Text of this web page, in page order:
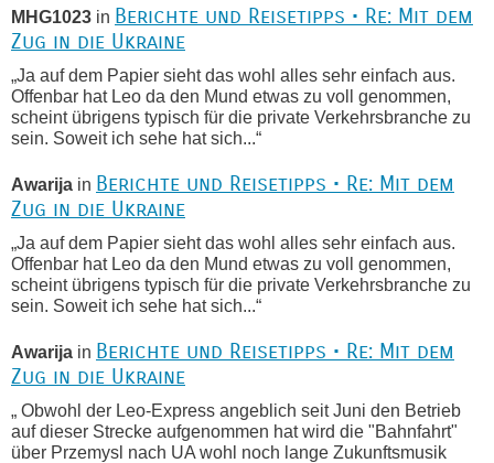
MHG1023 in Berichte und Reisetipps • Re: Mit dem
Zug in die Ukraine
„Ja auf dem Papier sieht das wohl alles sehr einfach aus.
Offenbar hat Leo da den Mund etwas zu voll genommen,
scheint übrigens typisch für die private Verkehrsbranche zu
sein. Soweit ich sehe hat sich...“
Awarija in Berichte und Reisetipps • Re: Mit dem
Zug in die Ukraine
„Ja auf dem Papier sieht das wohl alles sehr einfach aus.
Offenbar hat Leo da den Mund etwas zu voll genommen,
scheint übrigens typisch für die private Verkehrsbranche zu
sein. Soweit ich sehe hat sich...“
Awarija in Berichte und Reisetipps • Re: Mit dem
Zug in die Ukraine
„ Obwohl der Leo-Express angeblich seit Juni den Betrieb
auf dieser Strecke aufgenommen hat wird die "Bahnfahrt"
über Przemysl nach UA wohl noch lange Zukunftsmusik